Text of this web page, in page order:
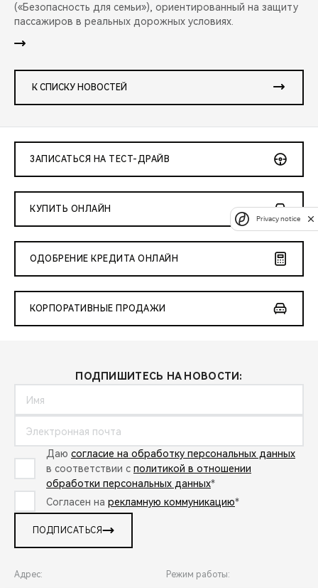
(«Безопасность для семьи»), ориентированный на защиту
пассажиров в реальных дорожных условиях.
К СПИСКУ НОВОСТЕЙ
ЗАПИСАТЬСЯ НА ТЕСТ-ДРАЙВ
КУПИТЬ ОНЛАЙН
ОДОБРЕНИЕ КРЕДИТА ОНЛАЙН
КОРПОРАТИВНЫЕ ПРОДАЖИ
ПОДПИШИТЕСЬ НА НОВОСТИ:
Даю согласие на обработку персональных данных
в соответствии с политикой в отношении
обработки персональных данных*
Согласен на рекламную коммуникацию*
ПОДПИСАТЬСЯ
Адрес: Режим работы:
Privacy notice